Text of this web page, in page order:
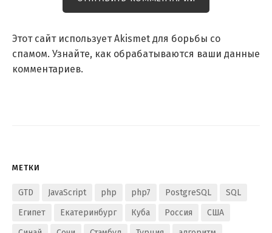
Этот сайт использует Akismet для борьбы со
спамом. Узнайте, как обрабатываются ваши данные
комментариев.
МЕТКИ
GTD JavaScript php php7 PostgreSQL
SQL
Египет
Екатеринбург Куба Россия
США